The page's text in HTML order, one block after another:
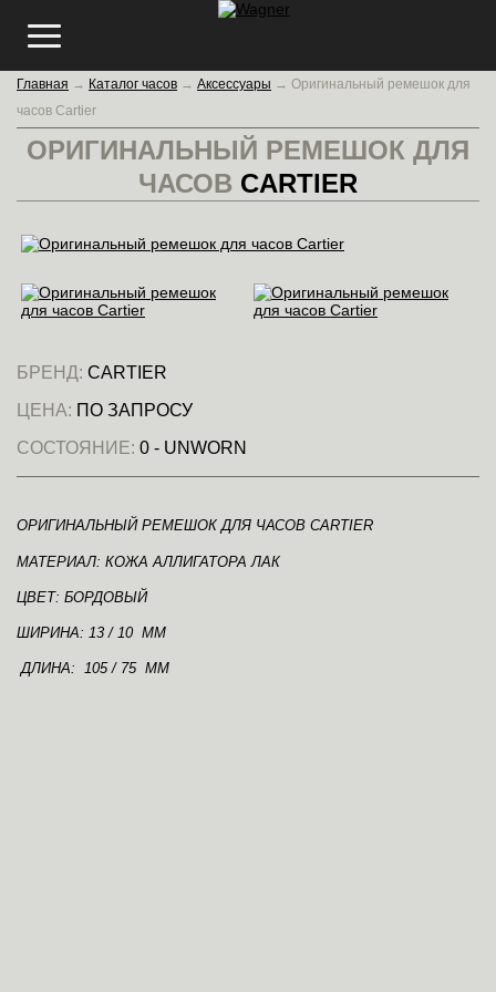
Главная → Каталог часов → Аксессуары → Оригинальный ремешок для
часов Cartier
ОРИГИНАЛЬНЫЙ РЕМЕШОК ДЛЯ
ЧАСОВ CARTIER
БРЕНД: CARTIER
ЦЕНА: ПО ЗАПРОСУ
СОСТОЯНИЕ: 0 - UNWORN
ОРИГИНАЛЬНЫЙ РЕМЕШОК ДЛЯ ЧАСОВ CARTIER
МАТЕРИАЛ: КОЖА АЛЛИГАТОРА ЛАК
ЦВЕТ: БОРДОВЫЙ
ШИРИНА: 13 / 10 ММ
ДЛИНА: 105 / 75 ММ